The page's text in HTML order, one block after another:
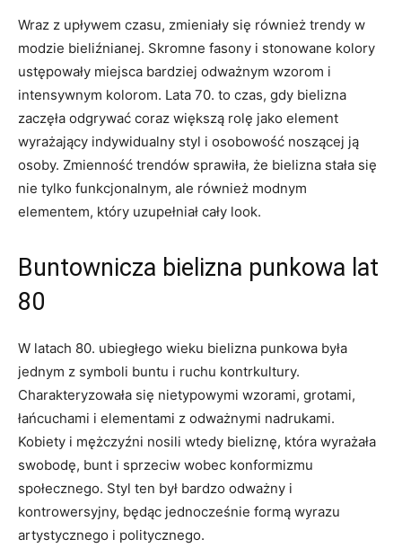
Wraz z upływem czasu, zmieniały się również trendy ‌w
modzie bieliźnianej. Skromne fasony i stonowane kolory
ustępowały ​miejsca bardziej odważnym​ wzorom i
⁤intensywnym kolorom. Lata 70. to czas, gdy bielizna⁣
zaczęła odgrywać coraz większą rolę jako element‍
wyrażający indywidualny styl i osobowość noszącej ją
osoby. Zmienność trendów sprawiła, ​że bielizna stała się
nie tylko funkcjonalnym, ale również​ modnym
elementem, który‌ uzupełniał cały look.
Buntownicza bielizna punkowa lat
80
W ⁤latach 80. ubiegłego wieku bielizna punkowa była
jednym z symboli buntu i ‌ruchu ⁤kontrkultury.​
Charakteryzowała się‌ nietypowymi wzorami, grotami,​
łańcuchami ⁤i elementami z ​odważnymi nadrukami.
Kobiety i mężczyźni nosili wtedy ‍bieliznę, która wyrażała
swobodę, bunt i sprzeciw wobec konformizmu
społecznego. Styl ten był bardzo odważny i
kontrowersyjny, ‍będąc jednocześnie formą wyrazu
artystycznego i politycznego.